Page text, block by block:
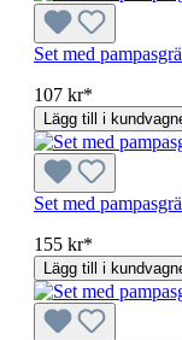
Set med
107 kr*
Lägg till i
Set med
155 kr*
Lägg till i